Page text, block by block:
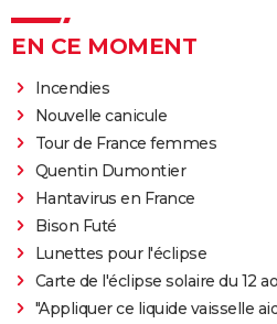
EN CE MOMENT
Incendies
Nouvelle canicule
Tour de France femmes
Quentin Dumontier
Hantavirus en France
Bison Futé
Lunettes pour l'éclipse
Carte de l'éclipse solaire du 12
"Appliquer ce liquide vaisselle